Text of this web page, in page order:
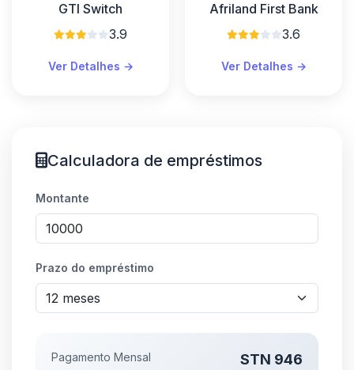
GTI Switch
3.9
Ver Detalhes →
Afriland First Bank
3.6
Ver Detalhes →
Calculadora de empréstimos
Montante
Prazo do empréstimo
Pagamento Mensal STN 946